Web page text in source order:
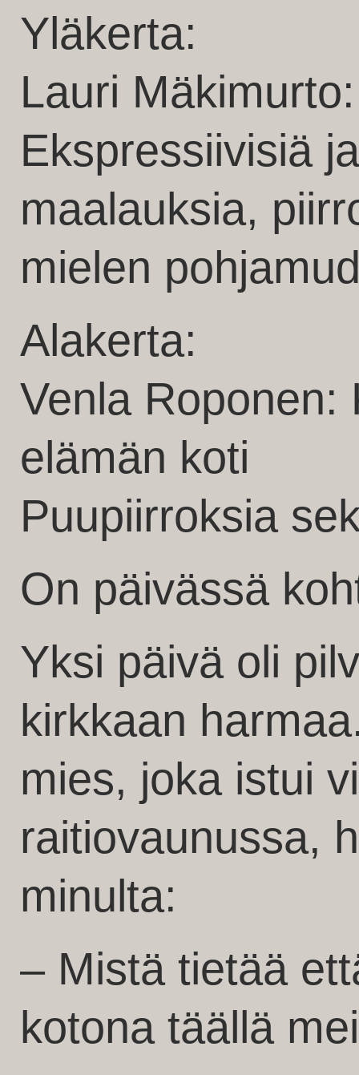
Yläkerta:
Lauri
Ekspressiivisiä
maalauksia,
mielen
Alakerta:
Venla Roponen:
elämän koti
Puupiirroksia
On päivässä
Yksi päivä oli
kirkkaan
mies, joka istui
raitiovaunussa,
minulta:
– Mistä tietää
kotona täällä